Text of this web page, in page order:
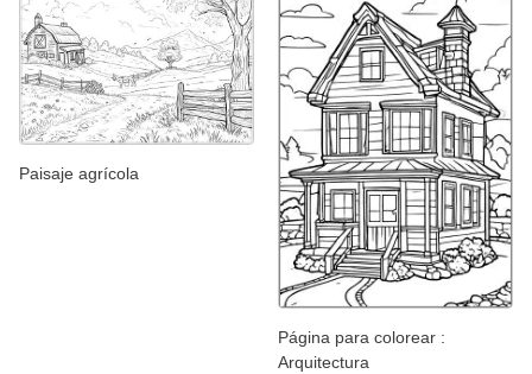
Paisaje agrícola
Página para colorear :
Arquitectura